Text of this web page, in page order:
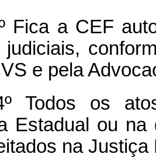
Fica a CEF
judiciais,
e pela
Todos os
Estadual ou
na